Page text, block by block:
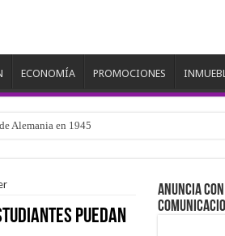
ECONOMÍA PROMOCIONES
Alemania en 1945
puedan
ANUNCIA